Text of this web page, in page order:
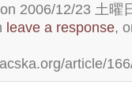
2006/12/23 土曜
leave a response,
article/